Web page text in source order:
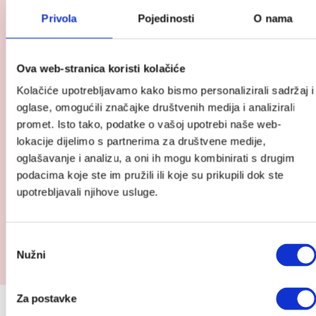
Privola Pojedinosti O nama
Ova web-stranica koristi kolačiće
Kolačiće upotrebljavamo kako bismo personalizirali sadržaj i
oglase, omogućili značajke društvenih medija i analizirali
promet. Isto tako, podatke o vašoj upotrebi naše web-
lokacije dijelimo s partnerima za društvene medije,
oglašavanje i analizu, a oni ih mogu kombinirati s drugim
podacima koje ste im pružili ili koje su prikupili dok ste
upotrebljavali njihove usluge.
pristanka
Nužni
Za postavke
Pogledaj
proizvod
Cozee
krevetić
Prijavite se na Cutie newsletter i